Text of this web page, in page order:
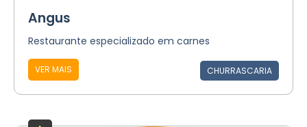
Angus
Restaurante especializado em carnes
VER MAIS CHURRASCARIA